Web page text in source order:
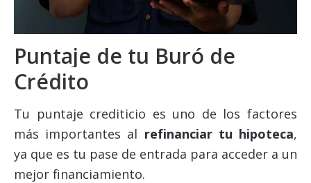
Puntaje de tu Buró de
Crédito
Tu puntaje crediticio es uno de los factores
más importantes al refinanciar tu hipoteca,
ya que es tu pase de entrada para acceder a un
mejor financiamiento.